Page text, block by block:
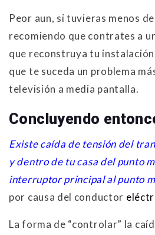
Peor aun, si tuvieras menos
recomiendo que contrates a
que reconstruya tu
que te suceda un problema
televisión a media pantalla.
Concluyendo
Existe caída de tensión del
y dentro de tu casa del punto
interruptor principal al punto
por causa del conductor
La forma de “controlar” la